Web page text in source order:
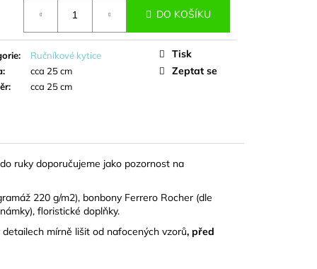
DO KOŠÍKU
:
Ručníkové kytice
:
cca 25 cm
: cca 25 cm
Tisk
Zeptat se
ruky doporučujeme jako pozornost na
220 g/m2), bonbony Ferrero Rocher (dle
floristické doplňky.
mírně lišit od nafocených vzorů, před